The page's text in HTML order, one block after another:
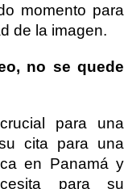
momento para
de la imagen.
no se quede
para una
cita para una
en Panamá y
para su